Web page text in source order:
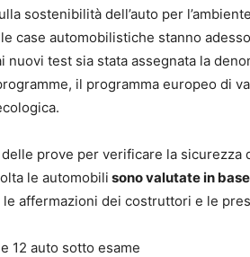
sostenibilità dell’auto per
case automobilistiche stanno
nuovi test sia stata assegnata la
il programma europeo di
delle prove per verificare la
le automobili sono valutate in
affermazioni dei costruttori e le
12 auto sotto esame